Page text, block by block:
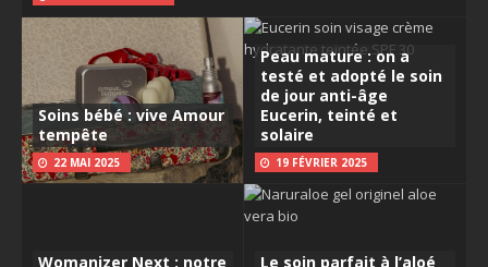
Soins bébé : vive Amour
tempête
22 MAI 2025
Peau mature : on a
testé et adopté le soin
de jour anti-âge
Eucerin, teinté et
solaire
19 FÉVRIER 2025
Womanizer Next : notre Le soin parfait à l’aloé